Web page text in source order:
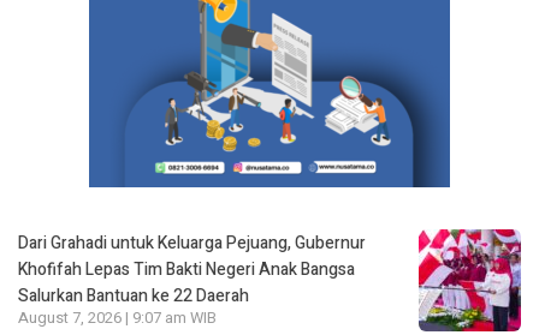
Dari Grahadi untuk Keluarga Pejuang, Gubernur
Khofifah Lepas Tim Bakti Negeri Anak Bangsa
Salurkan Bantuan ke 22 Daerah
August 7, 2026 | 9:07 am WIB